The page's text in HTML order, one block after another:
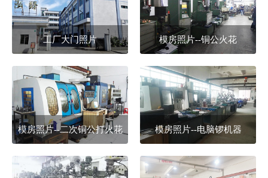
工厂大门照片 模房照片--铜公火花
模房照片--二次铜公打火花 模房照片--电脑锣机器